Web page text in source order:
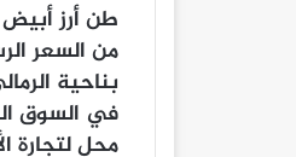
طن أرز
من السعر
في السوق